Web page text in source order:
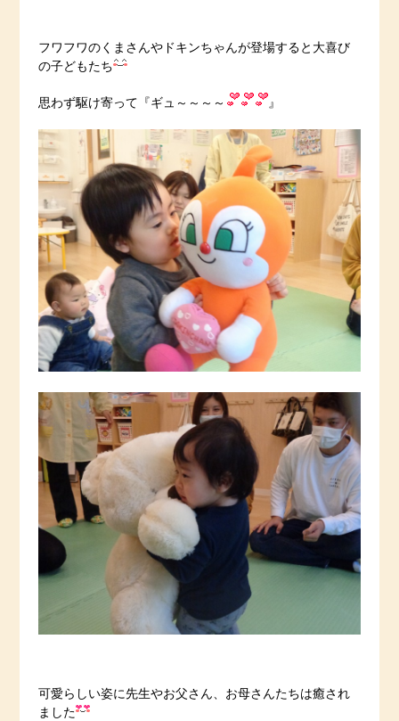
フワフワのくまさんやドキンちゃんが登場すると大喜び
の子どもたち
思わず駆け寄って『ギュ～～～～ 』
可愛らしい姿に先生やお父さん、お母さんたちは癒され
ました